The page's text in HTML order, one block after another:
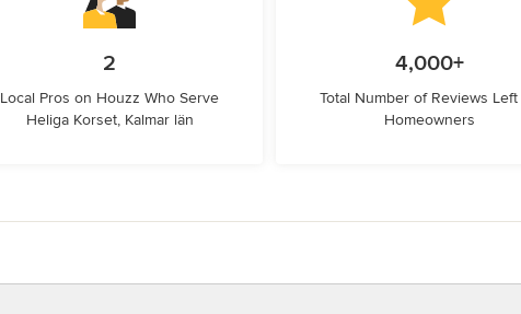
2
Local Pros on Houzz Who Serve
Heliga Korset, Kalmar län
4,000+
Total Number of Reviews
Homeowners